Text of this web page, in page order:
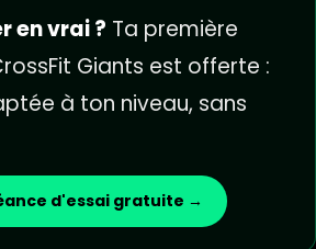
en vrai ? Ta première
Giants est offerte :
à ton niveau, sans
d'essai gratuite →